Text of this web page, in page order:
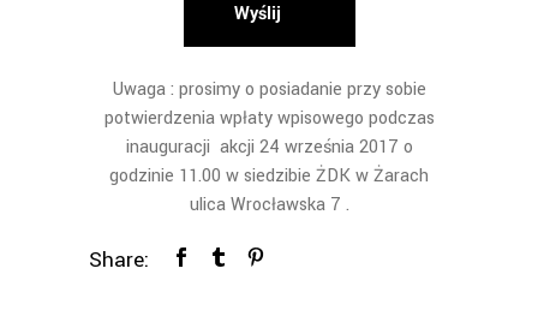
Wyślij
Uwaga : prosimy o posiadanie przy sobie
potwierdzenia wpłaty wpisowego podczas
inauguracji akcji 24 września 2017 o
godzinie 11.00 w siedzibie ŻDK w Żarach
ulica Wrocławska 7 .
Share: